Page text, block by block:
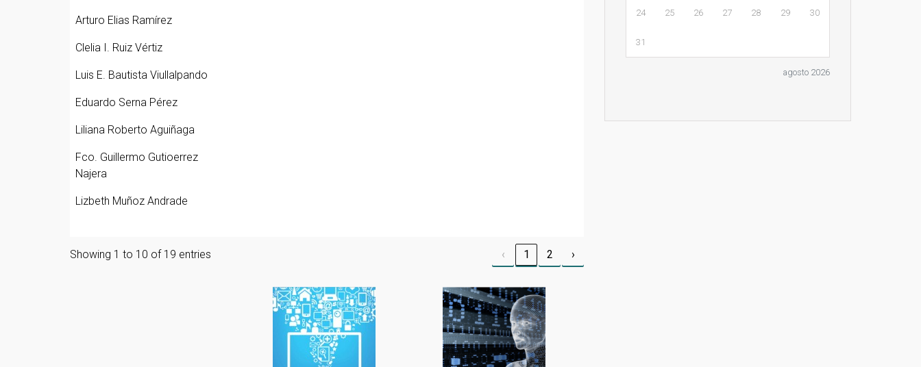
Arturo Elias Ramírez
Clelia I. Ruiz Vértiz
Luis E. Bautista Viullalpando
Eduardo Serna Pérez
Liliana Roberto Aguiñaga
Fco. Guillermo Gutioerrez
Najera
Lizbeth Muñoz Andrade
Showing 1 to 10 of 19 entries ‹ 1 2 ›
agosto 2026
24 25 26 27 28 29 30
31